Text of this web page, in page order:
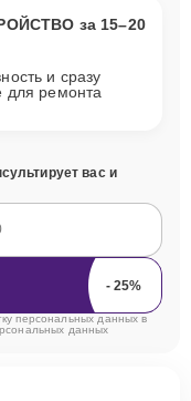
за 15–20
и сразу
для ремонта
вас и
персональных данных в
данных